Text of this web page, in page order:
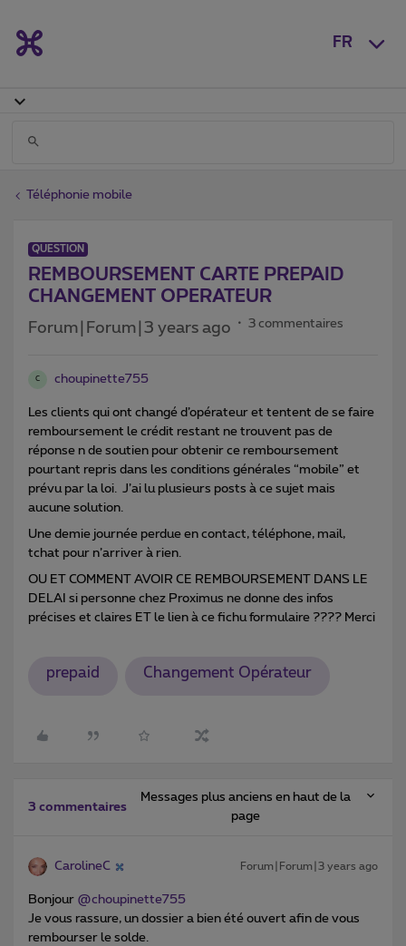
FR
Téléphonie mobile
QUESTION
REMBOURSEMENT CARTE PREPAID
CHANGEMENT OPERATEUR
Forum|Forum|3 years ago 3 commentaires
C choupinette755
Les clients qui ont changé d’opérateur et tentent de se faire
remboursement le crédit restant ne trouvent pas de
réponse n de soutien pour obtenir ce remboursement
pourtant repris dans les conditions générales “mobile” et
prévu par la loi. J’ai lu plusieurs posts à ce sujet mais
aucune solution.
Une demie journée perdue en contact, téléphone, mail,
tchat pour n’arriver à rien.
OU ET COMMENT AVOIR CE REMBOURSEMENT DANS LE
DELAI si personne chez Proximus ne donne des infos
précises et claires ET le lien à ce fichu formulaire ???? Merci
prepaid Changement Opérateur
3 commentaires
Messages plus anciens en haut de la
page
CarolineC Forum|Forum|3 years ago
Bonjour @choupinette755
Je vous rassure, un dossier a bien été ouvert afin de vous
rembourser le solde.